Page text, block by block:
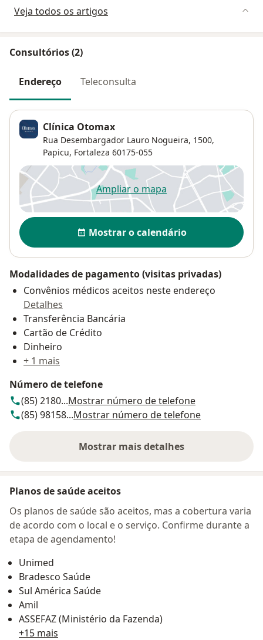
Veja todos os artigos
Consultórios (2)
Endereço Teleconsulta
Clínica Otomax
Rua Desembargador Lauro Nogueira, 1500,
Papicu, Fortaleza 60175-055
Ampliar o mapaabre num novo separador
Disponibilidade
Mostrar o calendário
Modalidades de pagamento (visitas privadas)
Convênios médicos aceitos neste endereço
Detalhes
Transferência Bancária
Cartão de Crédito
Dinheiro
+ 1 mais
Número de telefone
(85) 2180...Mostrar número de telefone
(85) 98158...Mostrar número de telefone
Mostrar mais detalhes
sobre o endereço
Planos de saúde aceitos
Os planos de saúde são aceitos, mas a cobertura varia
de acordo com o local e o serviço. Confirme durante a
etapa de agendamento!
Unimed
Bradesco Saúde
Sul América Saúde
Amil
ASSEFAZ (Ministério da Fazenda)
+15 mais